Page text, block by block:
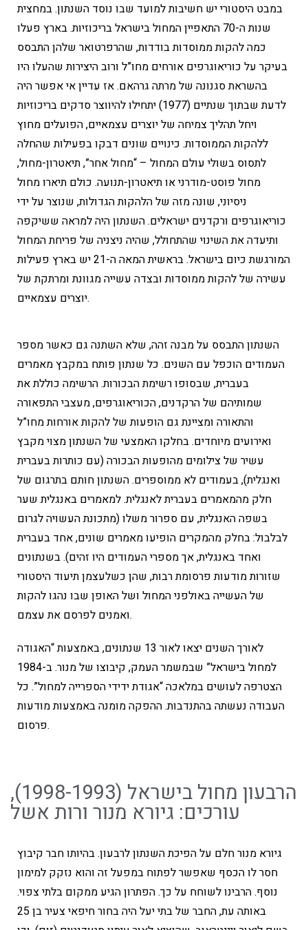
במבט היסטורי יש חשיבות למועד שבו נוסד השנתון. במחצית
שנות ה-70 התאפיין המחול בישראל בריכוזיות. בארץ פעלו
כמה להקות ממוסדות בודדות, שהרפרטואר שלהן התבסס
בעיקר על כוריאוגרפים אורחים מחו”ל ורוב היצירות שהעלו היו
בהשראת סגנונה של מרתה גרהאם. אז עדיין אי אפשר היה
לדעת שבתוך שנתיים (1977) יתחילו להיווצר סדקים בריכוזיות
ויחל תהליך צמיחה של יוצרים עצמאיים, הפועלים מחוץ
ללהקות הממוסדות. כינויים שונים דבקו בפעילות שהחלה
לתסוס בשולי עולם המחול – “מחול אחר”, תיאטרון-מחול,
מחול פוסט-מודרני או תיאטרון-תנועה. כולם תיארו מחול
ניסיוני, שונה מזה של הלהקות הגדולות, שנוצר על ידי
כוריאוגרפים ורקדנים ישראלים. השנתון היה למראה ששיקפה
ותיעדה את השינוי שהתחולל, שהיה ניצניה של פריחת המחול
המורגשת כיום בישראל. בראשית המאה ה-21 יש בארץ פעילות
עשירה של להקות ממוסדות ובצדה עשייה מגוונת ומרתקת של
יוצרים עצמאיים.
השנתון התבסס על מבנה זהה, שלא השתנה גם כאשר מספר
העמודים הוכפל עם השנים. כל שנתון פותח במקבץ מאמרים
בעברית, שבסופו רשימת הבכורות. הרשימה כוללת את
שמותיהם של הרקדנים, הכוריאוגרפים, מעצבי התפאורה
והתאורה ומציינת גם הופעות של להקות אורחות מחו”ל
ואירועים מיוחדים. בחלקו האמצעי של השנתון מצוי מקבץ
עשיר של צילומים מהופעות הבכורה (עם כותרות בעברית
ואנגלית), בעמודים לא ממוספרים. השנתון חותם בתרגום של
חלק מהמאמרים בעברית לאנגלית. למאמרים באנגלית שער
בשפה האנגלית, עם ספרור משלו (מתכונת העשויה לגרום
לבלבול: בחלק מהמקרים הופיעו מאמרים שונים, אחד בעברית
ואחד באנגלית, אך מספרי העמודים היו זהים). בשנתונים
שזורות מודעות פרסומת רבות, שהן כשלעצמן תיעוד היסטורי
של העשייה באולפני המחול ושל האופן שבו נהגו להקות
ואמנים לפרסם את עצמם.
לאורך השנים יצאו לאור 13 שנתונים, באמצעות “האגודה
למחול בישראל” שבמשמר העמק, קיבוצו של מנור. ב-1984
הצטרפה לעושים במלאכה “אגודת ידידי הספרייה למחול”. כל
העבודה נעשתה בהתנדבות. ההפקה מומנה באמצעות מודעות
פרסום.
הרבעון מחול בישראל (1998-1993),
עורכים: גיורא מנור ורות אשל
גיורא מנור חלם על הפיכת השנתון לרבעון. בהיותו חבר קיבוץ
חסר לו הכסף שאפשר לפתוח במפעל זה והוא נזקק למימון
נוסף. הרבינו לשוחח על כך. הפתרון הגיע ממקום בלתי צפוי.
באותה עת, החבר של בתי יעל היה בחור חיפאי צעיר בן 25